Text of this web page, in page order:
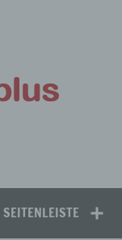
SEITENLEISTE